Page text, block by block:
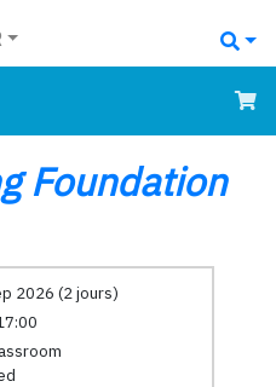
Foundation
2026 (2 jours)